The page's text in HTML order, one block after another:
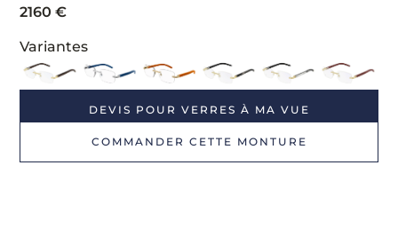
2160€
Variantes
DEVIS POUR VERRES À MA VUE
COMMANDER CETTE MONTURE